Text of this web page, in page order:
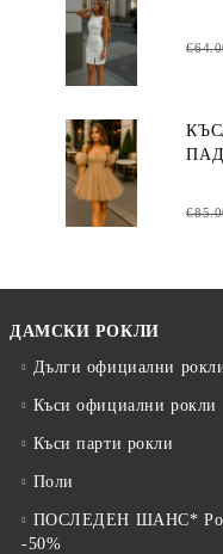
ДАМСКИ РОКЛИ
Дълги официални
Къси официални рокли
Къси парти рокли
Поли
ПОСЛЕДЕН ШАНС*
-50%